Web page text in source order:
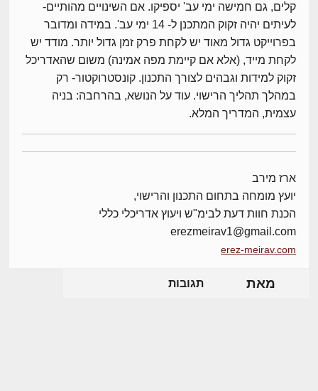
קלים, גם חמישה ימי עב' יספיקו. אם השינויים מהותיים-
לעיתים יהיה זקוק המתכנן ל- 14 ימי עב'. במידה ומדובר
בפרוייקט גדול מאוד יש לקחת פרק זמן גדול יותר. מודד יש
לקחת מייד, (אלא אם קיימת מפה אמינה) משום שהאדריכל
זקוק למידות וגבהים לצורך התכנון. קונסטרוקטור- רק
במהלך תהליך הרישוי. עוד על הנושא, בהרחבה: בניה
עצמית, המדריך המלא.
ארז מירב
יועץ מומחה בתחום התכנון והרישוי,
הכנת חוות דעת לבימ"ש ויעוץ אדריכלי כללי
erezmeirav1@gmail.com
erez-meirav.com
מאת תגובות